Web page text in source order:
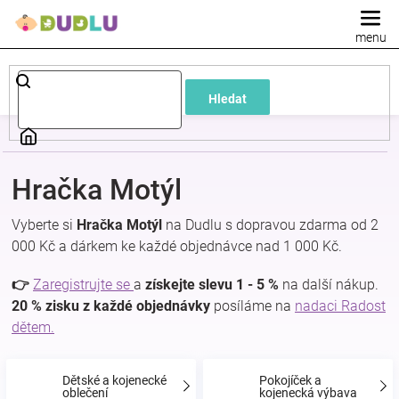
Hledat
Dětské
a
a
Hračka Motýl
Vyberte si Hračka Motýl na Dudlu s dopravou zdarma od 2
000 Kč a dárkem ke každé objednávce nad 1 000 Kč.
👉 Zaregistrujte se a získejte slevu 1 - 5 % na další nákup.
20 % zisku z každé objednávky posíláme na nadaci Radost
dětem.
Dětské a kojenecké
oblečení
Pokojíček a
kojenecká výbava